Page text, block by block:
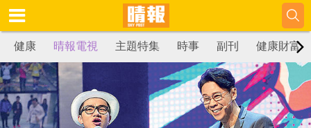
健康 晴報電視 主題特集 時事 副刊 健康財富